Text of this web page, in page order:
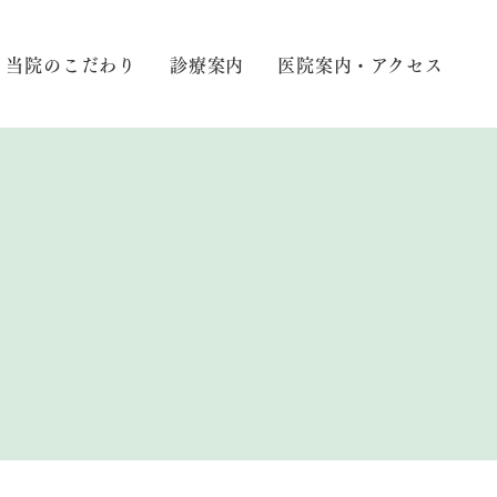
当院のこだわり 診療案内 医院案内・アクセス